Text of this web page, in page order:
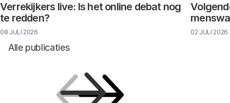
Alle publicaties
Verrekijkers live: Is het online debat nog
te redden?
08 JULI 2026 02 JULI 2026